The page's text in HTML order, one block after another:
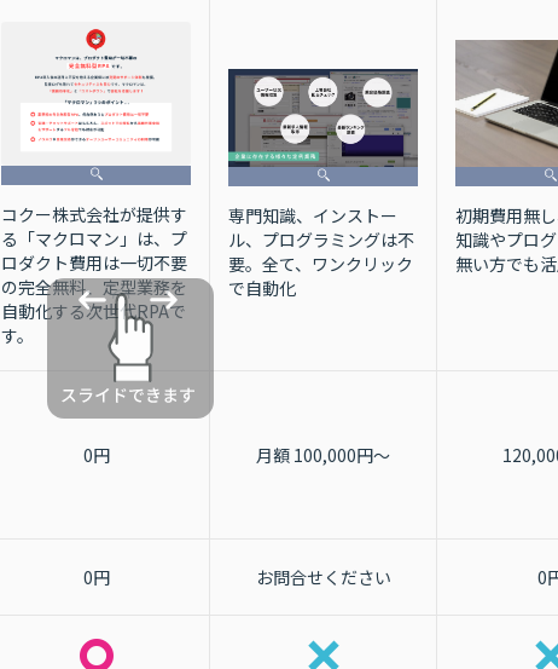
コクー株式会社が提供す
る「マクロマン」は、プ
ロダクト費用は一切不要
の完全無料、定型業務を
自動化する次世代RPAで
す。
専門知識、インストー
ル、プログラミングは不
要。全て、ワンクリック
で自動化
初期費用無し
知識やプログ
無い方でも
0円 月額 100,000円～
0円 お問合せください 0